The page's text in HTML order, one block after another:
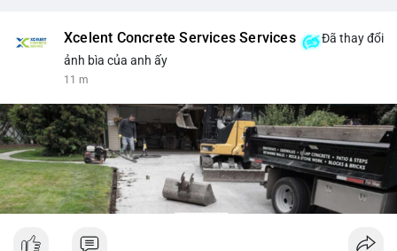
Xcelent Concrete Services Services
Đã thay đổi
ảnh bìa của anh ấy
11 m